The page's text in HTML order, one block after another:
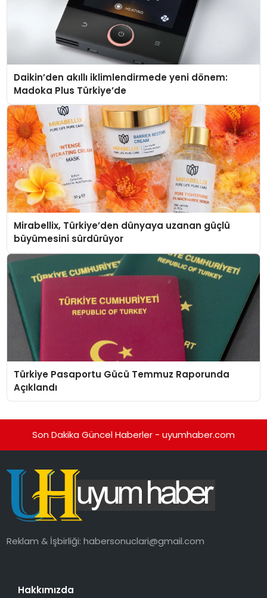
Daikin’den akıllı iklimlendirmede yeni dönem:
Madoka Plus Türkiye’de
Mirabellix, Türkiye’den dünyaya uzanan güçlü
büyümesini sürdürüyor
Türkiye Pasaportu Gücü Temmuz Raporunda
Açıklandı
Son Dakika Güncel Haberler - uyumhaber.com
Reklam & İşbirliği:habersonuclari@gmail.com
Hakkımızda